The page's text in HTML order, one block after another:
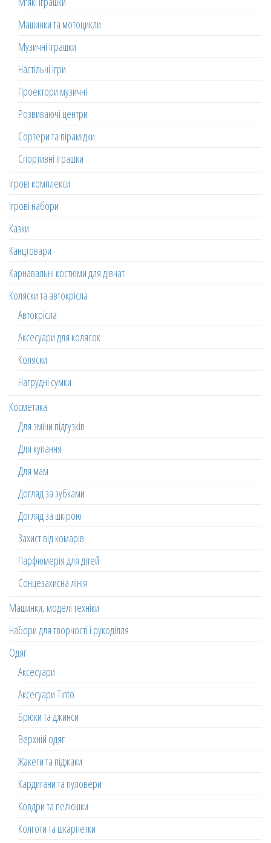
Машинки та мотоцикли
Музичні іграшки
Настільні ігри
Проектори музичні
Розвиваючі центри
Сортери та пірамідки
Спортивні іграшки
Ігрові комплекси
Ігрові набори
Казки
Канцтовари
Карнавальні костюми для дівчат
Коляски та автокрісла
Автокрісла
Аксесуари для колясок
Коляски
Нагрудні сумки
Косметика
Для зміни підгузків
Для купання
Для мам
Догляд за зубками
Догляд за шкірою
Захист від комарів
Парфюмерія для дітей
Сонцезахисна лінія
Машинки, моделі техніки
Набори для творчості і рукоділля
Одяг
Аксесуари
Аксесуари Tinto
Брюки та джинси
Верхній одяг
Жакети та піджаки
Кардигани та пуловери
Ковдри та пелюшки
Колготи та шкарпетки